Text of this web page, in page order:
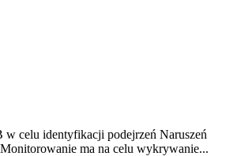
celu identyfikacji podejrzeń Naruszeń
ma na celu wykrywanie...